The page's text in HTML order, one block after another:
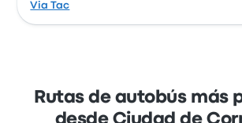
Via Tac
Rutas de autobús más
desde Ciudad de